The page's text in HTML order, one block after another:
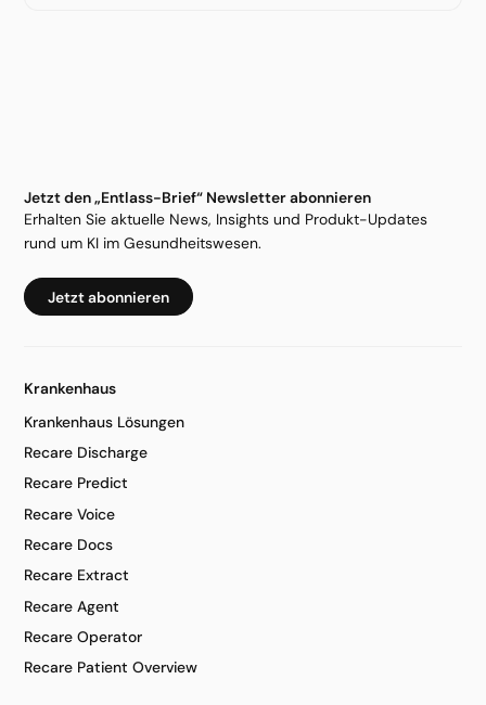
Jetzt den „Entlass-Brief“ Newsletter abonnieren
Erhalten Sie aktuelle News, Insights und Produkt-Updates
rund um KI im Gesundheitswesen.
Jetzt abonnieren
Krankenhaus
Krankenhaus Lösungen
Recare Discharge
Recare Predict
Recare Voice
Recare Docs
Recare Extract
Recare Agent
Recare Operator
Recare Patient Overview